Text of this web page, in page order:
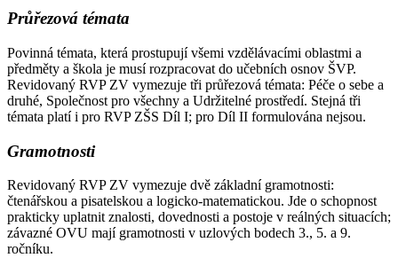
Průřezová témata
Povinná témata, která prostupují všemi vzdělávacími oblastmi a
předměty a škola je musí rozpracovat do učebních osnov ŠVP.
Revidovaný RVP ZV vymezuje tři průřezová témata: Péče o sebe a
druhé, Společnost pro všechny a Udržitelné prostředí. Stejná tři
témata platí i pro RVP ZŠS Díl I; pro Díl II formulována nejsou.
Gramotnosti
Revidovaný RVP ZV vymezuje dvě základní gramotnosti:
čtenářskou a pisatelskou a logicko-matematickou. Jde o schopnost
prakticky uplatnit znalosti, dovednosti a postoje v reálných situacích;
závazné OVU mají gramotnosti v uzlových bodech 3., 5. a 9.
ročníku.